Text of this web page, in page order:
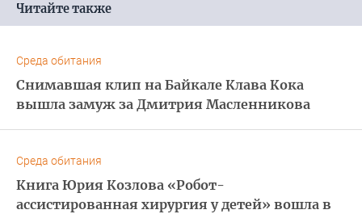
Читайте также
Среда обитания
Снимавшая клип на Байкале Клава Кока
вышла замуж за Дмитрия Масленникова
Среда обитания
Книга Юрия Козлова «Робот-
ассистированная хирургия у детей» вошла в